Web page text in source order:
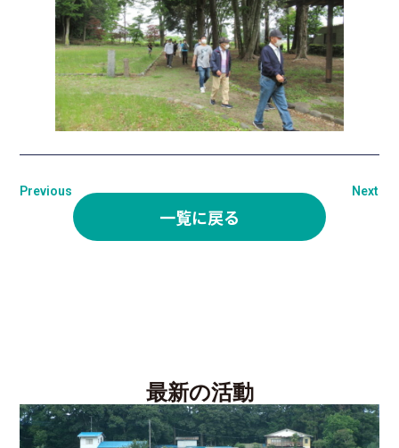
Previous Next
一覧に戻る
最新の活動